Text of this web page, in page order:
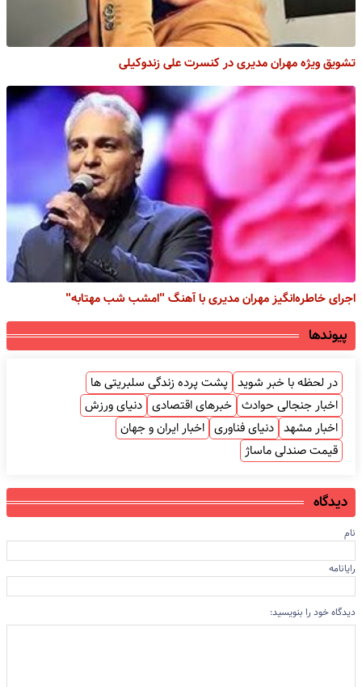
تشویق ویژه مهران مدیری در کنسرت علی زندوکیلی
اجرای خاطره‌انگیز مهران مدیری با آهنگ "امشب شب مهتابه"
پیوندها
در لحظه با خبر شوید پشت پرده زندگی سلبریتی ها
اخبار جنجالی حوادث خبرهای اقتصادی دنیای ورزش
اخبار مشهد دنیای فناوری اخبار ایران و جهان
قیمت صندلی ماساژ
دیدگاه
نام
رایانامه
دیدگاه خود را بنویسید: